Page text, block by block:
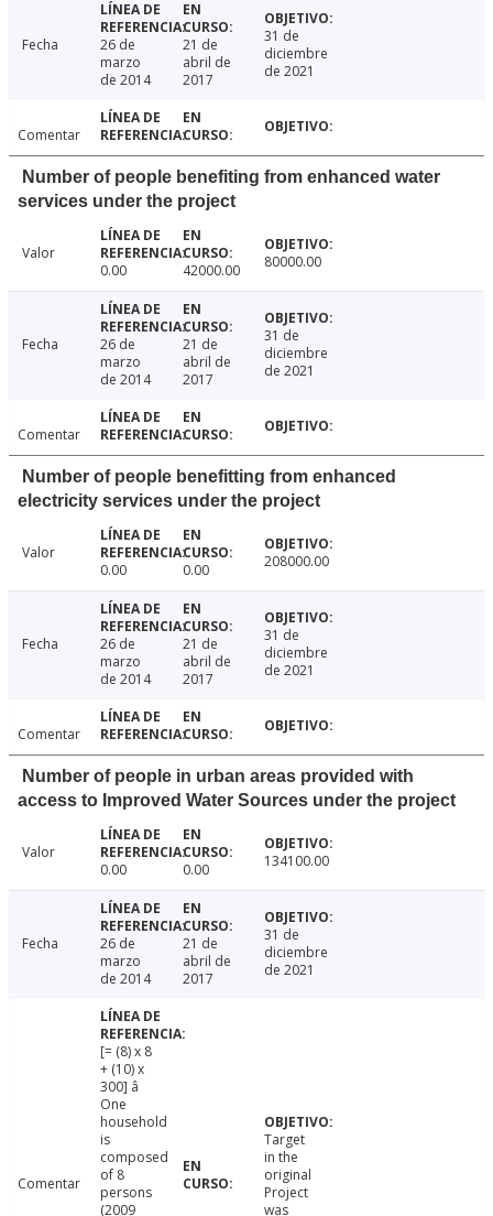
Fecha
26 de
marzo
de 2014
21 de
abril de
2017
31 de
diciembre
de 2021
Comentar
Number of people benefiting from enhanced water
services under the project
Valor
0.00
42000.00 80000.00
Fecha
26 de
marzo
de 2014
21 de
abril de
2017
31 de
diciembre
de 2021
Comentar
Number of people benefitting from enhanced
electricity services under the project
Valor
0.00
0.00 208000.00
Fecha
26 de
marzo
de 2014
21 de
abril de
2017
31 de
diciembre
de 2021
Comentar
Number of people in urban areas provided with
access to Improved Water Sources under the project
Valor
0.00
0.00 134100.00
Fecha
26 de
marzo
de 2014
21 de
abril de
2017
31 de
diciembre
de 2021
Comentar
[= (8) x 8
+ (10) x
300] â
One
household
is
composed
of 8
persons
(2009
Target
in the
original
Project
was